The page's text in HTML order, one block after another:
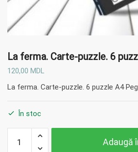
La ferma. Carte-puzzle. 6
120,00 MDL
La ferma. Carte-puzzle. 6 puzzle A4
În stoc
Adaugă